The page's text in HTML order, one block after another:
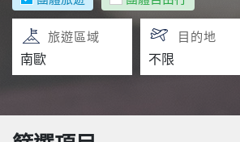
旅遊區域 目的地